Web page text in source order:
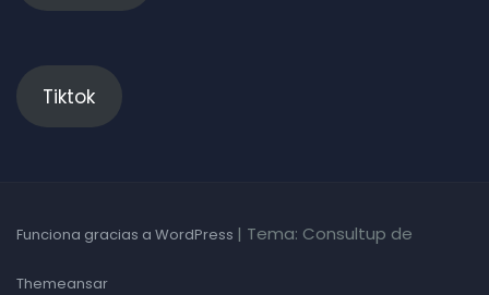
Tiktok
Funciona gracias a WordPress | Tema: Consultup de
Themeansar